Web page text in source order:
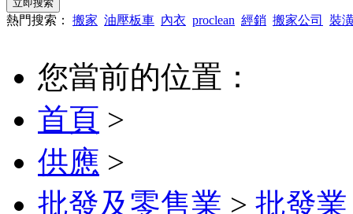
熱門搜索： 搬家 油壓板車 內衣 proclean 經銷 搬家公司 裝
您當前的位置：
首頁 >
供應 >
批發及零售業 > 批發業